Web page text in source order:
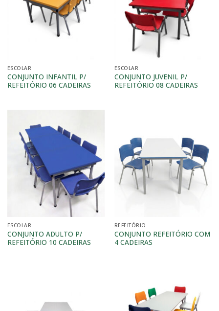
ESCOLAR
CONJUNTO INFANTIL P/
REFEITÓRIO 06 CADEIRAS
ESCOLAR
CONJUNTO JUVENIL P/
REFEITÓRIO 08 CADEIRAS
ESCOLAR
CONJUNTO ADULTO P/
REFEITÓRIO 10 CADEIRAS
REFEITÓRIO
CONJUNTO REFEITÓRIO COM
4 CADEIRAS